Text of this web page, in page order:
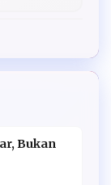
Bukan